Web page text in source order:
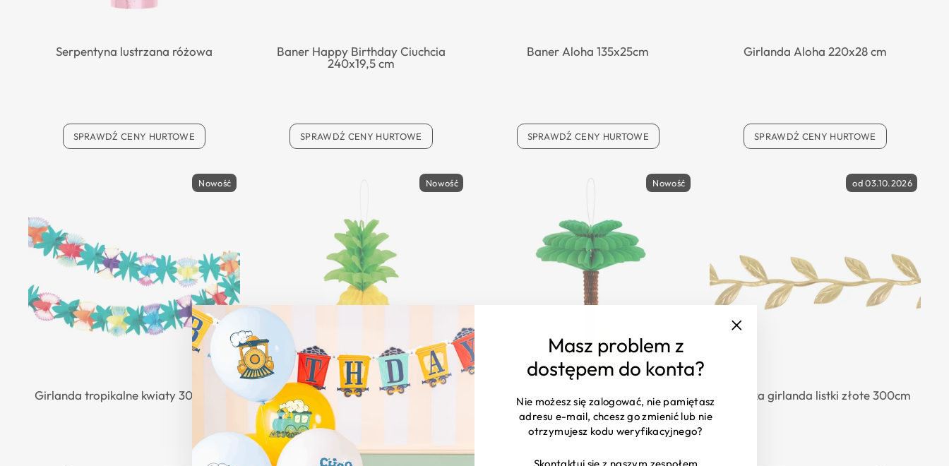
Masz problem z
dostępem do konta?
Nie możesz się zalogować, nie pamiętasz
adresu e-mail, chcesz go zmienić lub nie
otrzymujesz kodu weryfikacyjnego?
Serpentyna lustrzana różowa
SPRAWDŹ CENY HURTOWE
Baner Happy Birthday Ciuchcia
240x19,5 cm
SPRAWDŹ CENY HURTOWE
Baner Aloha 135x25cm
SPRAWDŹ CENY HURTOWE
Girlanda Aloha 220x28 cm
SPRAWDŹ CENY HURTOWE
Nowość
Girlanda tropikalne kwiaty 300x17cm
Nowość
Dekoracja wisząca honeycomb Ananas
Nowość
Dekoracja wisząca honeycomb Palma 1
szt.
od 03.10.2026
Wstążka girlanda listki złote 300cm